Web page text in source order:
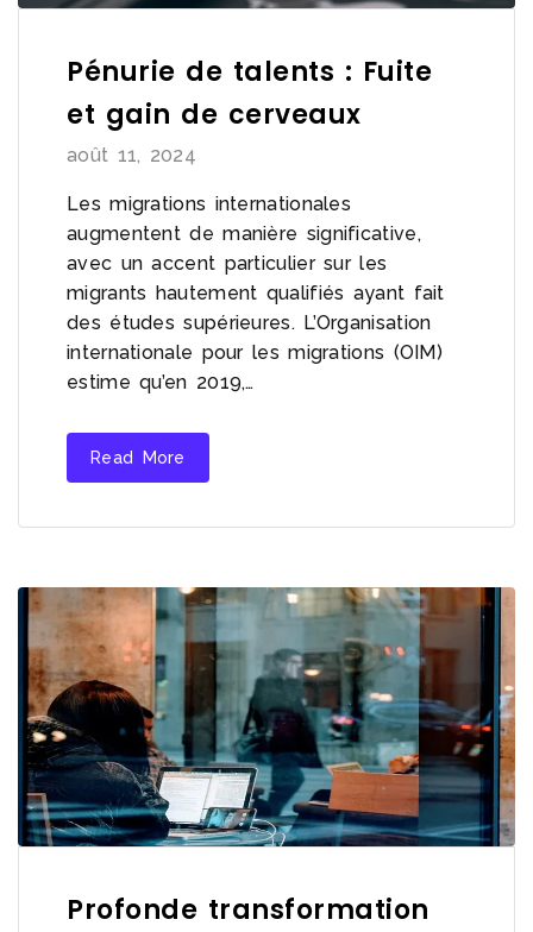
Pénurie de talents : Fuite
et gain de cerveaux
août 11, 2024
Les migrations internationales
augmentent de manière significative,
avec un accent particulier sur les
migrants hautement qualifiés ayant fait
des études supérieures. L’Organisation
internationale pour les migrations (OIM)
estime qu’en 2019,…
Read More
Profonde transformation